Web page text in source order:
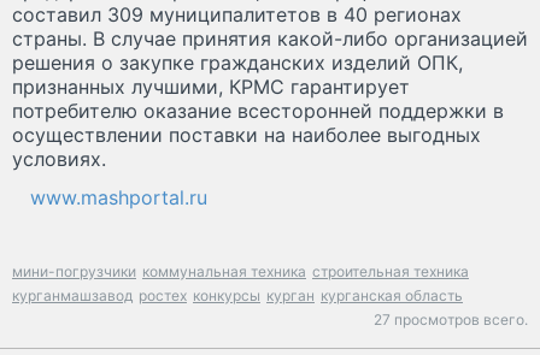
составил 309 муниципалитетов в 40 регионах
страны. В случае принятия какой-либо организацией
решения о закупке гражданских изделий ОПК,
признанных лучшими, КРМС гарантирует
потребителю оказание всесторонней поддержки в
осуществлении поставки на наиболее выгодных
условиях.
www.mashportal.ru
мини-погрузчики коммунальная техника строительная техника
курганмашзавод ростех конкурсы курган курганская область
27 просмотров всего.